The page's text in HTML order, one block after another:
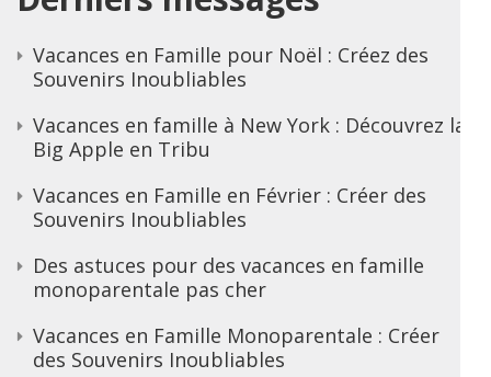
Vacances en Famille pour Noël : Créez des
Souvenirs Inoubliables
Vacances en famille à New York : Découvrez la
Big Apple en Tribu
Vacances en Famille en Février : Créer des
Souvenirs Inoubliables
Des astuces pour des vacances en famille
monoparentale pas cher
Vacances en Famille Monoparentale : Créer
des Souvenirs Inoubliables